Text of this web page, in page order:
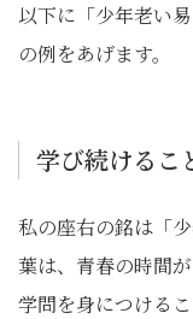
以下に「少年老い
の例をあげます。
学び続けるこ
私の座右の銘は「
葉は、青春の時間
学問を身につける